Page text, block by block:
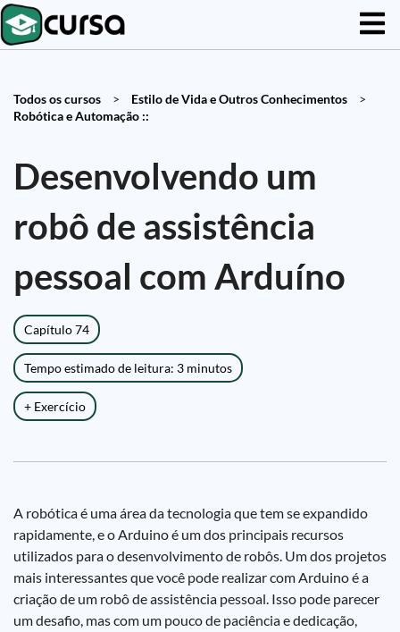
Todos os cursos > Estilo de Vida e Outros Conhecimentos
>
Robótica e Automação ::
Desenvolvendo um
robô de assistência
pessoal com Arduíno
Capítulo 74
Tempo estimado de leitura: 3 minutos
+ Exercício
A robótica é uma área da tecnologia que tem se expandido
rapidamente, e o Arduino é um dos principais recursos
utilizados para o desenvolvimento de robôs. Um dos projetos
mais interessantes que você pode realizar com Arduino é a
criação de um robô de assistência pessoal. Isso pode parecer
um desafio, mas com um pouco de paciência e dedicação,